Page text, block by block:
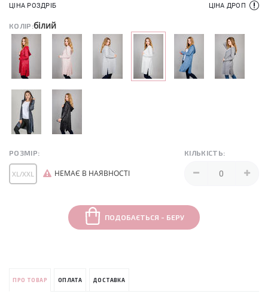
ЦІНА РОЗДРІБ
ЦІНА ДРОП
КОЛІР:білий
РОЗМІР: КІЛЬКІСТЬ:
XL/XXL НЕМАЄ В НАЯВНОСТІ
ПОДОБАЄТЬСЯ - БЕРУ
ПРО ТОВАР ОПЛАТА ДОСТАВКА